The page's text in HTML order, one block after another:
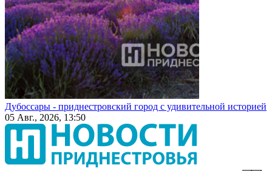
Дубоссары - приднестровский город с удивительной историей
05 Авг., 2026, 13:50